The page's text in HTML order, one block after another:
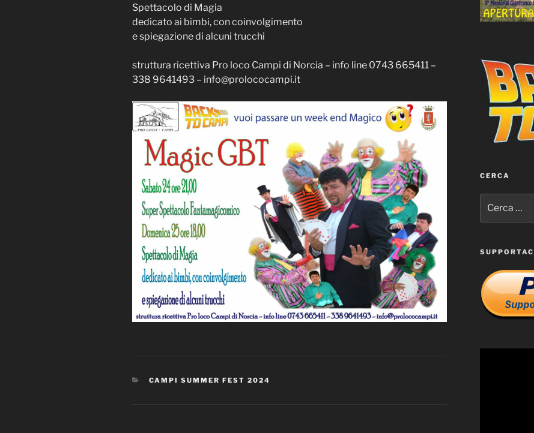
Spettacolo di Magia
dedicato ai bimbi, con coinvolgimento
e spiegazione di alcuni trucchi
struttura ricettiva Pro loco Campi di Norcia – info line 0743 665411 –
338 9641493 – info@prolococampi.it
CATEGORIE
CAMPI SUMMER FEST 2024
CERCA